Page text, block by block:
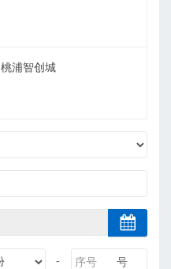
桃浦智创城
- 号